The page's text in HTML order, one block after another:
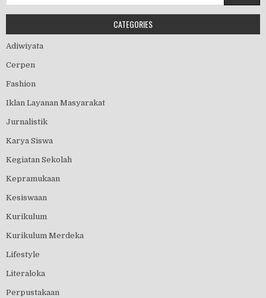
CATEGORIES
Adiwiyata
Cerpen
Fashion
Iklan Layanan Masyarakat
Jurnalistik
Karya Siswa
Kegiatan Sekolah
Kepramukaan
Kesiswaan
Kurikulum
Kurikulum Merdeka
Lifestyle
Literaloka
Perpustakaan